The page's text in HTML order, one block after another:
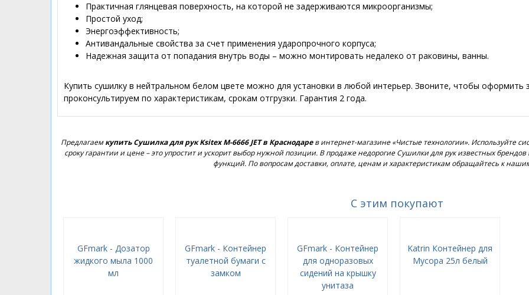
Практичная глянцевая поверхность, на которой не задерживаются микроорганизмы;
Простой уход;
Энергоэффективность;
Антивандальные свойства за счет применения ударопрочного корпуса;
Надежная защита от попадания внутрь воды – можно монтировать недалеко от раковины, ванны.
Купить сушилку в нейтральном белом цвете можно для установки в любой интерьер. Звоните, чтобы оформить
проконсультируем по характеристикам, срокам отгрузки. Гарантия 2 года.
Предлагаемкупить Сушилка для рук Ksitex M-6666 JET в Краснодарев интернет-магазине «Чистые технологии». Используйте
сроку гарантии и цене – это упростит и ускорит выбор нужной позиции. В продаже недорогие Сушилки для рук известных
функций. По вопросам доставки, оплате, ценам и характеристикам обращайтесь к
С этим покупают
GFmark - Дозатор
жидкого мыла 1000
мл
GFmark - Контейнер
туалетной бумаги с
замком
GFmark - Контейнер
для одноразовых
сидений на крышку
унитаза
Katrin Контейнер для
Мусора 25л белый